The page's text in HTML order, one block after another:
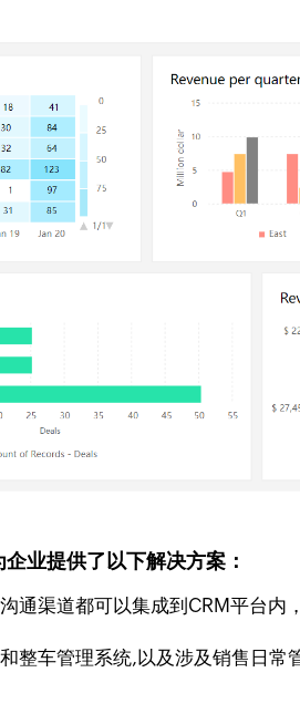
业提供了以下解决方案：
通渠道都可以集成到CRM平台内
整车管理系统,以及涉及销售日